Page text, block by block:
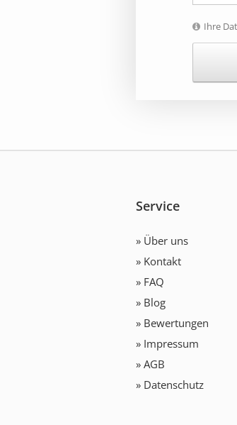
Ihre
Service
» Über uns
» Kontakt
» FAQ
» Blog
» Bewertungen
» Impressum
» AGB
» Datenschutz